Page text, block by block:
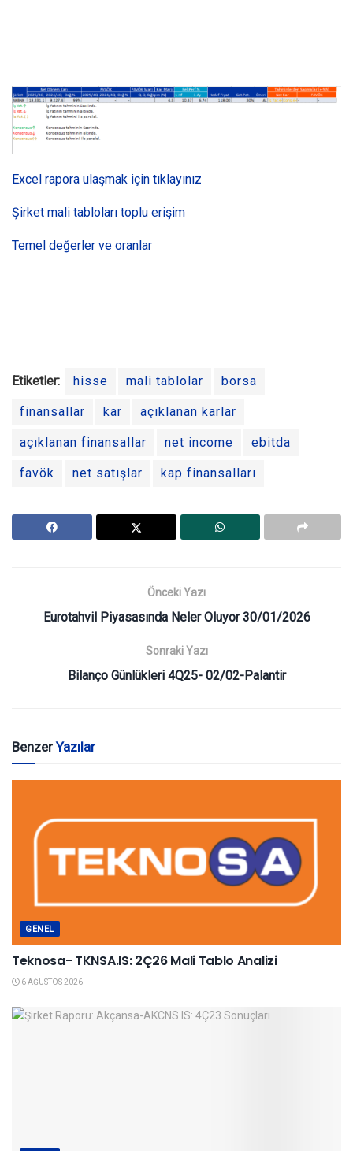
Excel rapora ulaşmak için tıklayınız
Şirket mali tabloları toplu erişim
Temel değerler ve oranlar
Etiketler: hisse mali tablolar borsa
finansallar kar açıklanan karlar
açıklanan finansallar net income ebitda
favök net satışlar kap finansalları
Önceki Yazı
Eurotahvil Piyasasında Neler Oluyor 30/01/2026
Sonraki Yazı
Bilanço Günlükleri 4Q25- 02/02-Palantir
BenzerYazılar
GENEL
Teknosa- TKNSA.IS: 2Ç26 Mali Tablo Analizi
6 AĞUSTOS 2026